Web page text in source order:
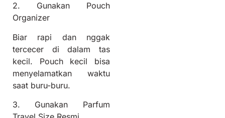
2. Gunakan Pouch
Organizer
Biar rapi dan nggak
tercecer di dalam tas
kecil. Pouch kecil bisa
menyelamatkan waktu
saat buru-buru.
3. Gunakan Parfum